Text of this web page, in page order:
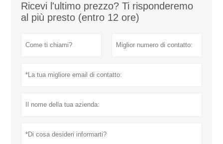
Ricevi l'ultimo prezzo? Ti risponderemo
al più presto (entro 12 ore)